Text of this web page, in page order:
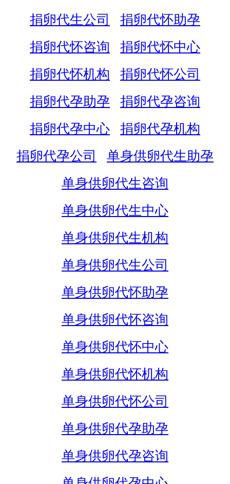
捐卵代生公司
捐卵代怀助孕
捐卵代怀咨询
捐卵代怀中心
捐卵代怀机构
捐卵代怀公司
捐卵代孕助孕
捐卵代孕咨询
捐卵代孕中心
捐卵代孕机构
捐卵代孕公司
单身供卵代生助孕
单身供卵代生咨询
单身供卵代生中心
单身供卵代生机构
单身供卵代生公司
单身供卵代怀助孕
单身供卵代怀咨询
单身供卵代怀中心
单身供卵代怀机构
单身供卵代怀公司
单身供卵代孕助孕
单身供卵代孕咨询